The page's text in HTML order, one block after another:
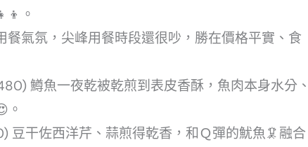
。
餐氣氛，尖峰用餐時段還很吵，勝在價格平實、食
鱒魚一夜乾被乾煎到表皮香酥，魚肉本身水分、
。
豆干佐西洋芹、蒜煎得乾香，和Ｑ彈的魷魚🦑融合